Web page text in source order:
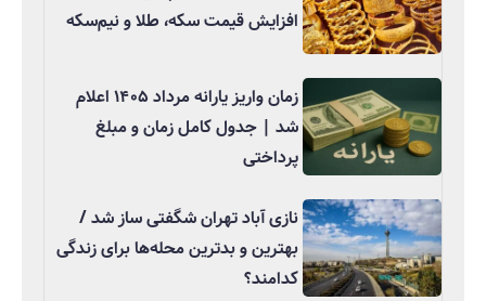
افزایش قیمت سکه، طلا و نیم‌سکه
زمان واریز یارانه مرداد ۱۴۰۵ اعلام
شد | جدول کامل زمان و مبلغ
پرداختی
نازی آباد تهران شگفتی ساز شد /
بهترین و بدترین محله‌ها برای زندگی
کدامند؟